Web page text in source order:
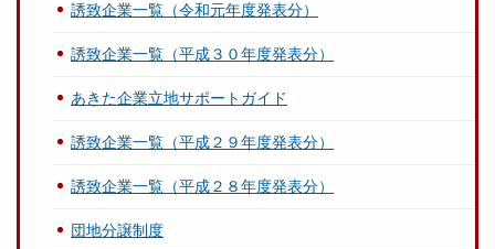
誘致企業一覧（令和元年度発表分）
誘致企業一覧（平成３０年度発表分）
あきた企業立地サポートガイド
誘致企業一覧（平成２９年度発表分）
誘致企業一覧（平成２８年度発表分）
団地分譲制度